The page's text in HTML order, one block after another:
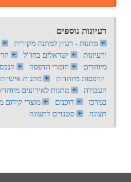
רעיונות נוספים
מתנות - רעיון למתנה מקורית
ורעיונות
ישראלים בחו"ל
מיוחדים
חומרי הדפסה
הדפסות מיוחדות
מתנות אישיות
העבודה
מתנות לאירועים
במרכז
דוכנים מוצרי קידום
תצוגה
סטנדים לתצוגה